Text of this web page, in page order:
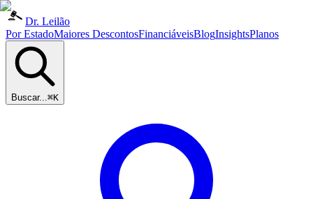
Dr. Leilão
Por EstadoMaiores DescontosFinanciáveisBlogInsightsPlanos
Buscar...⌘K